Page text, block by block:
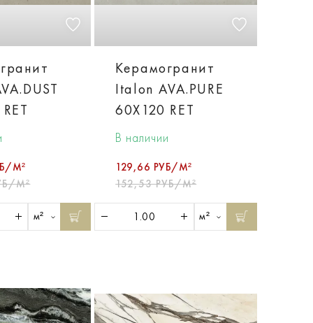
М²
М²
м²
Керамогранит
Italon AVA.PURE
60X120 RET
В наличии
129,66 РУБ/М²
152,53 РУБ/М²
м²